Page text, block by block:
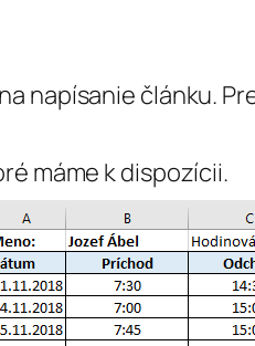
napísanie článku.
máme k dispozícii.